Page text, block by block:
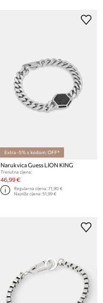
Extra -5% s kodom: OFF*
Narukvica Guess LION KING
Trenutna cijena:
46,99 €
Regularna cijena:71,90 €
Najniža cijena:51,99 €